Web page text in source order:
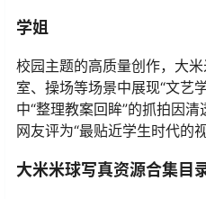
学姐
校园主题的高质量创作，大
室、操场等场景中展现“文艺
中“整理教案回眸”的抓拍因
网友评为“最贴近学生时代的
大米米球写真资源合集目